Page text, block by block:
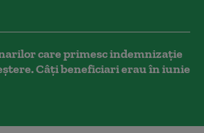
care primesc indemnizaţie
Câți beneficiari erau în iunie